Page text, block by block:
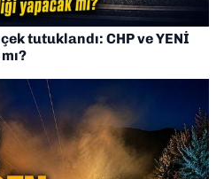
tutuklandı: CHP ve YENİ